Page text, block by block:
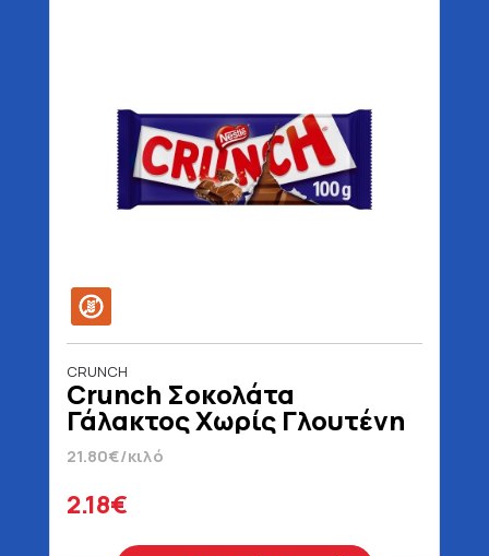
CRUNCH
Crunch Σοκολάτα
Γάλακτος Χωρίς Γλουτένη
100 gr
21.80€/κιλό
2.18€